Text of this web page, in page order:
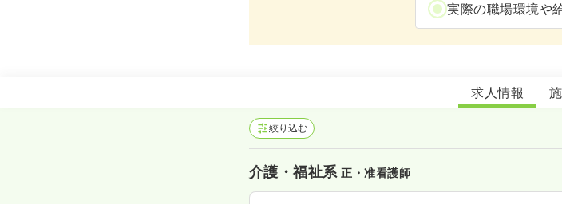
実際の職場環境や
かがやきの
求人情報
絞り込む
介護・福祉系正・准看護師